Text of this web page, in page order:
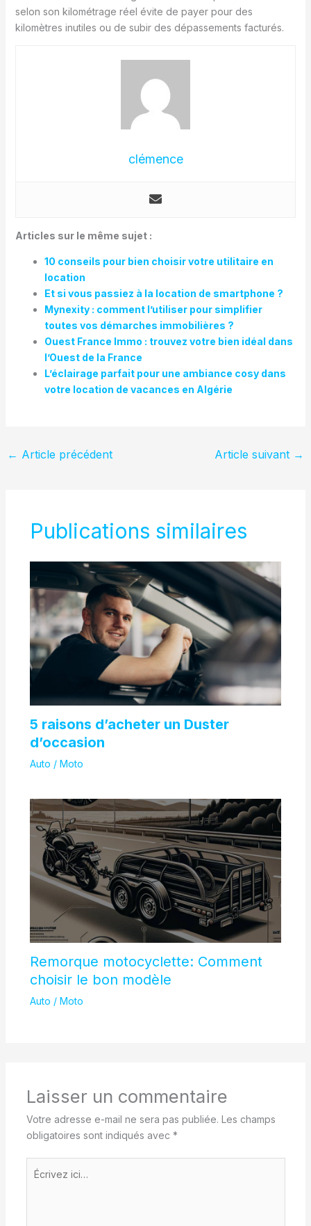
selon son kilométrage réel évite de payer pour des
kilomètres inutiles ou de subir des dépassements facturés.
clémence
Articles sur le même sujet :
10 conseils pour bien choisir votre utilitaire en
location
Et si vous passiez à la location de smartphone ?
Mynexity : comment l’utiliser pour simplifier
toutes vos démarches immobilières ?
Ouest France Immo : trouvez votre bien idéal dans
l’Ouest de la France
L’éclairage parfait pour une ambiance cosy dans
votre location de vacances en Algérie
← Article précédent Article suivant →
Publications similaires
5 raisons d’acheter un Duster
d’occasion
Auto / Moto
Remorque motocyclette: Comment
choisir le bon modèle
Auto / Moto
Laisser un commentaire
Votre adresse e-mail ne sera pas publiée. Les champs
obligatoires sont indiqués avec *
ici…